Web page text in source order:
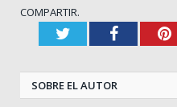
COMPARTIR.
TwitterFacebook
SOBRE EL AUTOR